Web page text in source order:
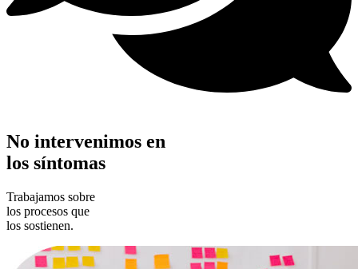
No intervenimos en
los síntomas
Trabajamos sobre
los procesos que
los sostienen.